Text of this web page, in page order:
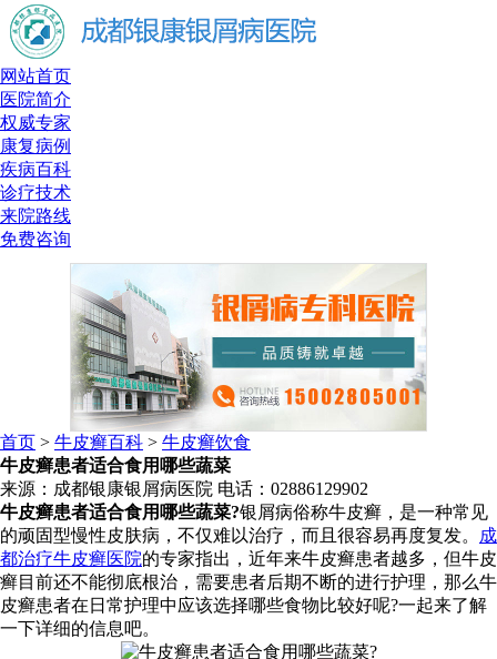
网站首页
医院简介
权威专家
康复病例
疾病百科
诊疗技术
来院路线
免费咨询
首页 > 牛皮癣百科 > 牛皮癣饮食
牛皮癣患者适合食用哪些蔬菜
来源：成都银康银屑病医院 电话：02886129902
牛皮癣患者适合食用哪些蔬菜?银屑病俗称牛皮癣，是一种常见
的顽固型慢性皮肤病，不仅难以治疗，而且很容易再度复发。
成
都治疗牛皮癣医院的专家指出，近年来牛皮癣患者越多，但牛皮
癣目前还不能彻底根治，需要患者后期不断的进行护理，那么牛
皮癣患者在日常护理中应该选择哪些食物比较好呢?一起来了解
一下详细的信息吧。